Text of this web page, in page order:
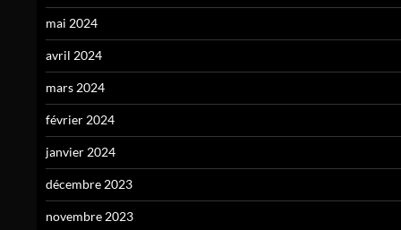
mai 2024
avril 2024
mars 2024
février 2024
janvier 2024
décembre 2023
novembre 2023